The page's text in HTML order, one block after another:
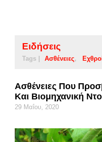
Ειδήσεις
Tags | Ασθένειες
Ασθένειες Που
Και Βιομηχανική
29 Μαΐου, 2020